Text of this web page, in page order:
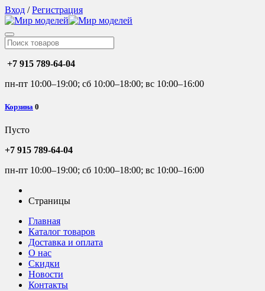
Вход /Регистрация
+7 915 789-64-04
пн-пт 10:00–19:00; сб 10:00–18:00; вс 10:00–16:00
Корзина 0
Пусто
+7 915 789-64-04
пн-пт 10:00–19:00; сб 10:00–18:00; вс 10:00–16:00
Страницы
Главная
Каталог товаров
Доставка и оплата
О нас
Скидки
Новости
Контакты